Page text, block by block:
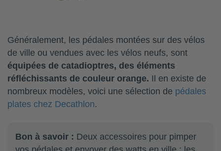
Généralement, les pédales montées sur des vélos
de ville ou vendues avec les vélos neufs, sont
équipées de catadioptres, des éléments
réfléchissants de couleur orange. Il en existe de
nombreux modèles, voici une sélection de pédales
plates chez Decathlon.
Bon à savoir : Deux accessoires pour pimper